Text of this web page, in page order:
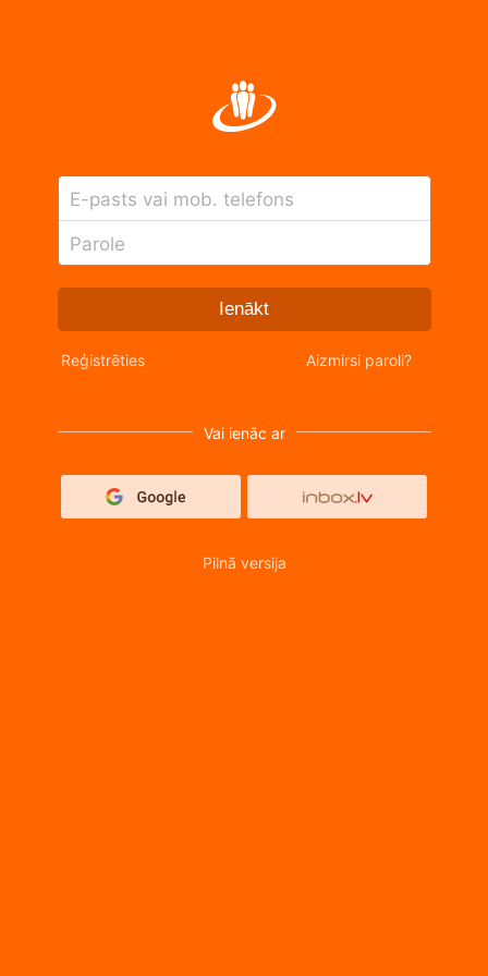
E-pasts vai mob. telefons
Parole
Ienākt
Reģistrēties Aizmirsi paroli?
Vai ienāc ar
Pilnā versija